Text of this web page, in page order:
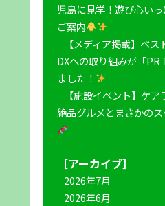
児島に見学！遊び心い
ご案内
【メディア掲載】ベ
DXへの取り組みが「
ました！
【施設イベント】ケ
絶品グルメとまさかの
［アーカイブ］
2026年7月
2026年6月